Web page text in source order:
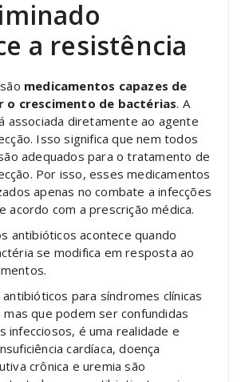
a resistência
medicamentos capazes de
o crescimento de bactérias. A
associada diretamente ao agente
Isso significa que nem todos
adequados para o tratamento de
Por isso, esses medicamentos
apenas no combate a infecções
acordo com a prescrição médica.
antibióticos acontece quando
se modifica em resposta ao
para síndromes clínicas
mas que podem ser confundidas
infecciosos, é uma realidade e
cardíaca, doença
crônica e uremia são